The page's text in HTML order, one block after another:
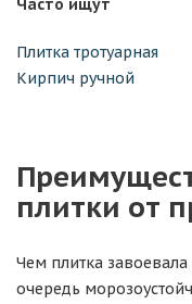
Часто ищут
Плитка тротуарная
Кирпич ручной
плитки от
Чем плитка
очередь